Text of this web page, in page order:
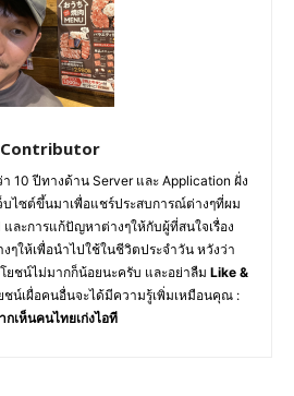
Contributor
10 ปีทางด้าน Server และ Application ฝั่ง
บไซต์ขึ้นมาเพื่อแชร์ประสบการณ์ต่างๆที่ผม
และการแก้ปัญหาต่างๆให้กับผู้ที่สนใจเรื่อง
ๆให้เพื่อนำไปใช้ในชีวิตประจำวัน หวังว่า
ยชน์ไม่มากก็น้อยนะครับ และอย่าลืม Like &
น์เผื่อคนอื่นจะได้มีความรู้เพิ่มเหมือนคุณ :
กเห็นคนไทยเก่งไอที